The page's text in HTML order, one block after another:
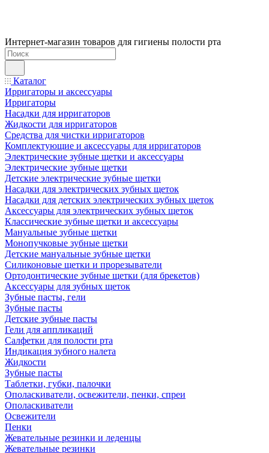
Интернет-магазин товаров для гигиены полости рта
Каталог
Ирригаторы и аксессуары
Ирригаторы
Насадки для ирригаторов
Жидкости для ирригаторов
Средства для чистки ирригаторов
Комплектующие и аксессуары для ирригаторов
Электрические зубные щетки и аксессуары
Электрические зубные щетки
Детские электрические зубные щетки
Насадки для электрических зубных щеток
Насадки для детских электрических зубных щеток
Аксессуары для электрических зубных щеток
Классические зубные щетки и аксессуары
Мануальные зубные щетки
Монопучковые зубные щетки
Детские мануальные зубные щетки
Силиконовые щетки и прорезыватели
Ортодонтические зубные щетки (для брекетов)
Аксессуары для зубных щеток
Зубные пасты, гели
Зубные пасты
Детские зубные пасты
Гели для аппликаций
Салфетки для полости рта
Индикация зубного налета
Жидкости
Зубные пасты
Таблетки, губки, палочки
Ополаскиватели, освежители, пенки, спреи
Ополаскиватели
Освежители
Пенки
Жевательные резинки и леденцы
Жевательные резинки